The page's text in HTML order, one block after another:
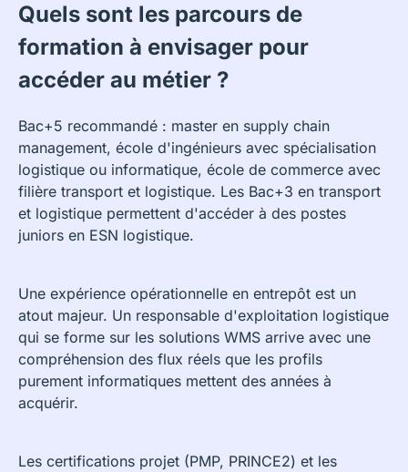
Quels sont les parcours de
formation à envisager pour
accéder au métier ?
Bac+5 recommandé : master en supply chain
management, école d'ingénieurs avec spécialisation
logistique ou informatique, école de commerce avec
filière transport et logistique. Les Bac+3 en transport
et logistique permettent d'accéder à des postes
juniors en ESN logistique.
Une expérience opérationnelle en entrepôt est un
atout majeur. Un responsable d'exploitation logistique
qui se forme sur les solutions WMS arrive avec une
compréhension des flux réels que les profils
purement informatiques mettent des années à
acquérir.
Les certifications projet (PMP, PRINCE2) et les